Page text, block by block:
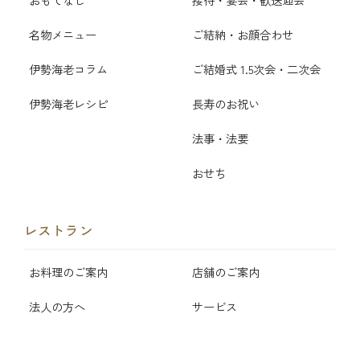
名物メニュー
伊勢海老コラム
伊勢海老レシピ
ご結納・お顔合わせ
ご結婚式 1.5次会・二次会
長寿のお祝い
法事・法要
おせち
レストラン
お料理のご案内 店舗のご案内
法人の方へ サービス